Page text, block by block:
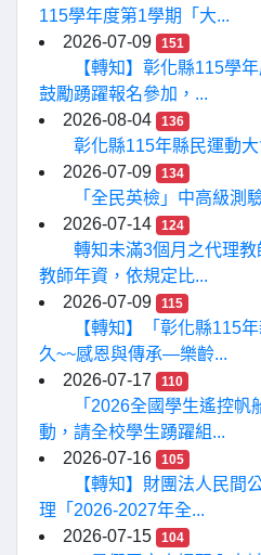
115學年度第1學期「大...
2026-07-09
151
【轉知】彰化縣115學
鼓勵踴躍報名參加，...
2026-08-04
136
彰化縣115年縣民運動
2026-07-09
134
「全民英檢」中高級測
2026-07-14
124
轉知未滿3個月之代理
教師年資，依規定比...
2026-07-09
115
【轉知】「彰化縣115
久~~感恩與傳承—樂齡...
2026-07-17
110
「2026全國學生遙控
動，請全校學生踴躍組...
2026-07-16
105
【轉知】財團法人民間
理「2026-2027年全...
2026-07-15
104